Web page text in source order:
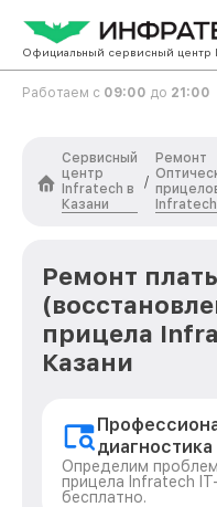
Официальный сервисный центр
Работаем с 09:00 до 21:00
Сервисный
центр
Infratech в
Казани
/
Ремонт
Infratech
Ремонт
прицела
Казани
диагностика
Определим
прицела Infratech
бесплатно.